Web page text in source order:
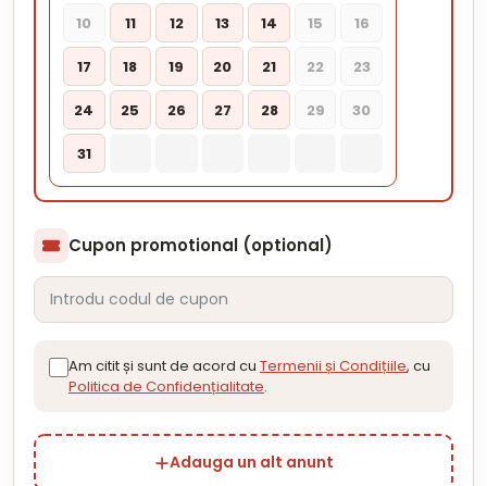
10 11 12 13 14 15 16
17 18 19 20 21 22 23
24 25 26 27 28 29 30
31
Cupon promotional (optional)
Am citit și sunt de acord cu Termenii și Condițiile, cu
Politica de Confidențialitate.
Adauga un alt anunt